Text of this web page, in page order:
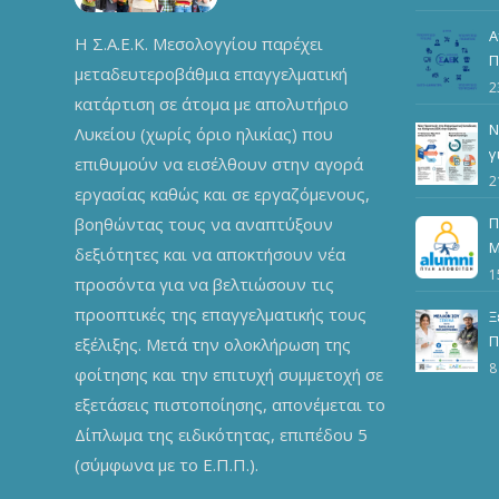
Η Σ.Α.Ε.Κ. Μεσολογγίου παρέχει
μεταδευτεροβάθμια επαγγελματική
κατάρτιση σε άτομα με απολυτήριο
Λυκείου (χωρίς όριο ηλικίας) που
επιθυμούν να εισέλθουν στην αγορά
εργασίας καθώς και σε εργαζόμενους,
βοηθώντας τους να αναπτύξουν
δεξιότητες και να αποκτήσουν νέα
προσόντα για να βελτιώσουν τις
προοπτικές της επαγγελματικής τους
εξέλιξης. Μετά την ολοκλήρωση της
φοίτησης και την επιτυχή συμμετοχή σε
εξετάσεις πιστοποίησης, απονέμεται το
Δίπλωμα της ειδικότητας, επιπέδου 5
(σύμφωνα με το Ε.Π.Π.).